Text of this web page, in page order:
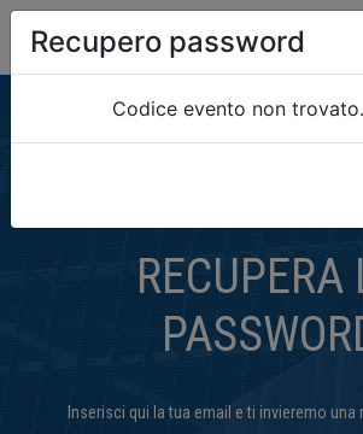
RECUPERA
Inserisci qui la tua email e ti invieremo una
Recupero password
Codice evento non